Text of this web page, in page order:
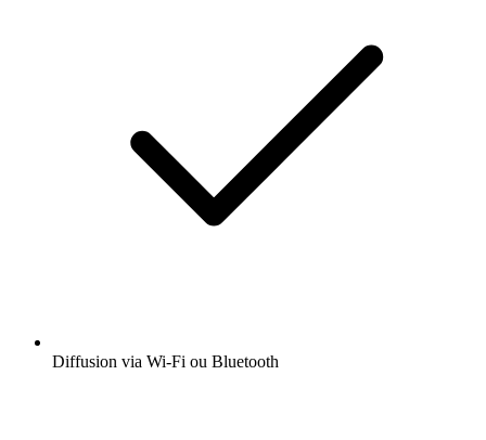
Diffusion via Wi-Fi ou Bluetooth